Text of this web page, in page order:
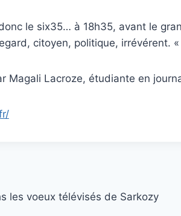
le six35… à 18h35, avant le
citoyen, politique, irrévérent.
Magali Lacroze, étudiante en
les voeux télévisés de Sarkozy